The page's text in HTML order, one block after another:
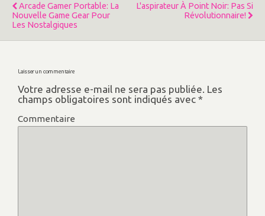
Arcade Gamer Portable: La
Nouvelle Game Gear Pour
Les Nostalgiques
L'aspirateur À Point Noir: Pas Si
Révolutionnaire!
Laisser un commentaire
Votre adresse e-mail ne sera pas publiée. Les
champs obligatoires sont indiqués avec *
Commentaire